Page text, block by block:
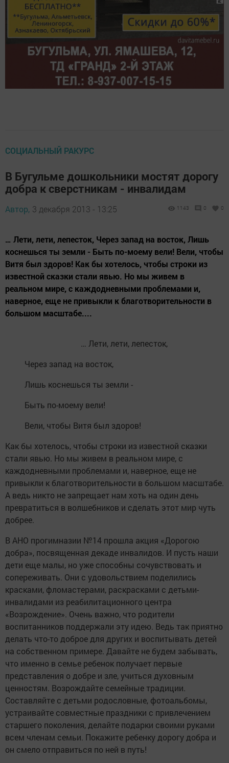
СОЦИАЛЬНЫЙ РАКУРС
В Бугульме дошкольники мостят дорогу
добра к сверстникам - инвалидам
Автор, 3 декабря 2013 - 13:25 1143 0 0
… Лети, лети, лепесток, Через запад на восток, Лишь
коснешься ты земли - Быть по-моему вели! Вели, чтобы
Витя был здоров! Как бы хотелось, чтобы строки из
известной сказки стали явью. Но мы живем в
реальном мире, с каждодневными проблемами и,
наверное, еще не привыкли к благотворительности в
большом масштабе....
… Лети, лети, лепесток,
Через запад на восток,
Лишь коснешься ты земли -
Быть по-моему вели!
Вели, чтобы Витя был здоров!
Как бы хотелось, чтобы строки из известной сказки
стали явью. Но мы живем в реальном мире, с
каждодневными проблемами и, наверное, еще не
привыкли к благотворительности в большом масштабе.
А ведь никто не запрещает нам хоть на один день
превратиться в волшебников и сделать этот мир чуть
добрее.
В АНО прогимназии №14 прошла акция «Дорогою
добра», посвященная декаде инвалидов. И пусть наши
дети еще малы, но уже способны сочувствовать и
сопереживать. Они с удовольствием поделились
красками, фломастерами, раскрасками с детьми-
инвалидами из реабилитационного центра
«Возрождение». Очень важно, что родители
воспитанников поддержали эту идею. Ведь так приятно
делать что-то доброе для других и воспитывать детей
на собственном примере. Давайте не будем забывать,
что именно в семье ребенок получает первые
представления о добре и зле, учиться духовным
ценностям. Возрождайте семейные традиции.
Составляйте с детьми родословные, фотоальбомы,
устраивайте совместные праздники с привлечением
старшего поколения, делайте подарки своими руками
всем членам семьи. Покажите ребенку дорогу добра и
он смело отправиться по ней в путь!